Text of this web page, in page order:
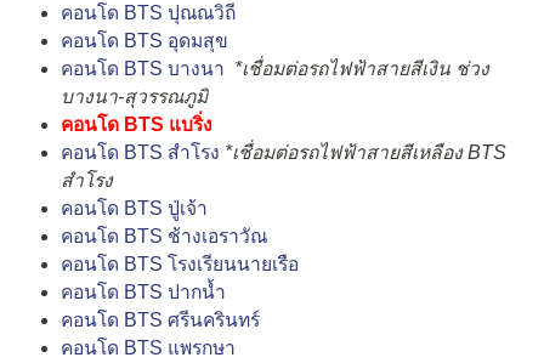
คอนโด BTS ปุณณวิถี
คอนโด BTS อุดมสุข
คอนโด BTS บางนา *เชื่อมต่อรถไฟฟ้าสายสีเงิน ช่วง
บางนา-สุวรรณภูมิ
คอนโด BTS แบริ่ง
คอนโด BTS สำโรง *เชื่อมต่อรถไฟฟ้าสายสีเหลือง BTS
สำโรง
คอนโด BTS ปู่เจ้า
คอนโด BTS ช้างเอราวัณ
คอนโด BTS โรงเรียนนายเรือ
คอนโด BTS ปากน้ำ
คอนโด BTS ศรีนครินทร์
คอนโด BTS แพรกษา